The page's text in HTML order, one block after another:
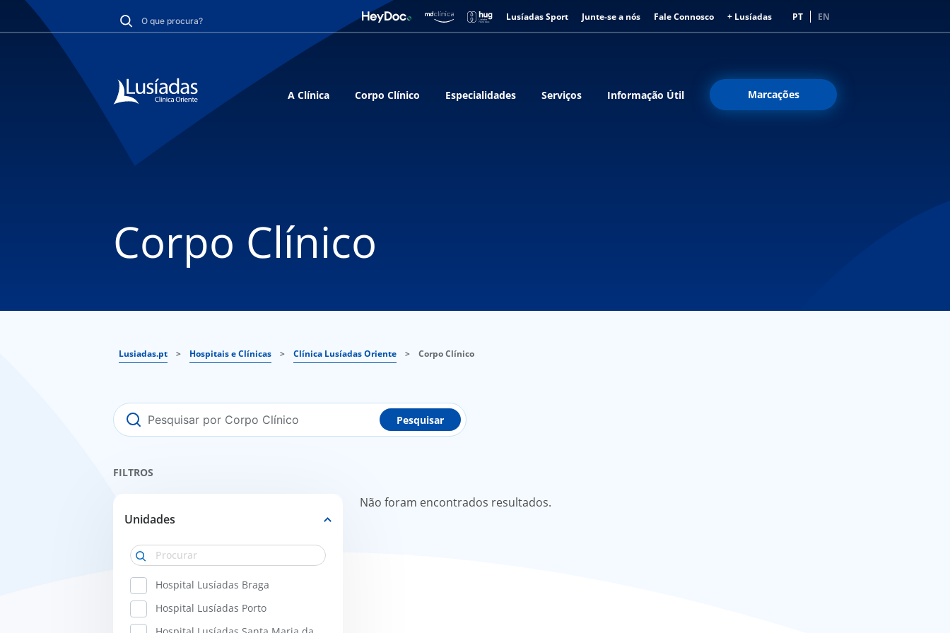
Lusíadas Sport Junte-se a nós Fale Connosco + Lusíadas PT EN
A Clínica Corpo Clínico Especialidades Serviços Informação Útil Marcações
Corpo Clínico
Lusiadas.pt > Hospitais e Clínicas > Clínica Lusíadas Oriente > Corpo Clínico
Pesquisar
FILTROS
Unidades
Hospital Lusíadas Braga
Hospital Lusíadas Porto
Não foram encontrados resultados.